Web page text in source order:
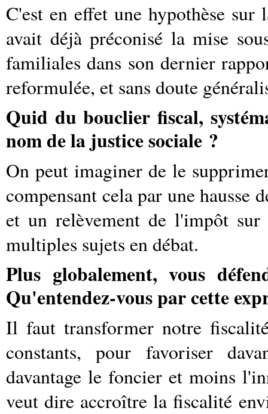
C'est en effet une hypothèse
avait déjà préconisé la mise
familiales dans son dernier
reformulée, et sans doute
Quid du bouclier fiscal,
nom de la justice sociale ?
On peut imaginer de le
compensant cela par une hausse
et un relèvement de l'impôt sur
multiples sujets en débat.
Plus globalement, vous
Qu'entendez-vous par cette
Il faut transformer notre
constants, pour favoriser
davantage le foncier et moins
veut dire accroître la fiscalité